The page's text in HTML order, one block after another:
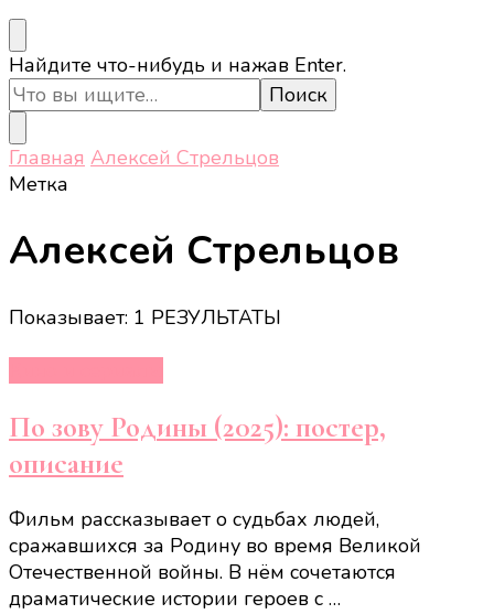
Ищите
что-
то?
Найдите что-нибудь и нажав Enter.
Главная Алексей Стрельцов
Метка
Алексей Стрельцов
Показывает: 1 РЕЗУЛЬТАТЫ
По зову Родины (2025): постер,
описание
Фильм рассказывает о судьбах людей,
сражавшихся за Родину во время Великой
Отечественной войны. В нём сочетаются
драматические истории героев с …